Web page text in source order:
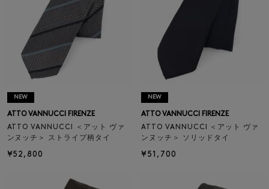
NEW
ATTO VANNUCCI FIRENZE
ATTO VANNUCCI ＜アット ヴァ
ンヌッチ＞ ストライプ柄タイ
¥52,800
NEW
ATTO VANNUCCI FIRENZE
ATTO VANNUCCI ＜アット ヴァ
ンヌッチ＞ ソリッドタイ
¥51,700